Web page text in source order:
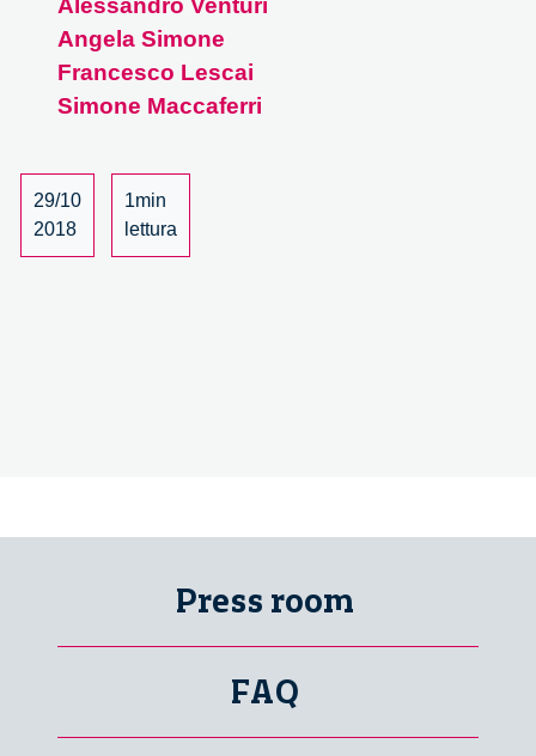
e-
book
launch
Alessandro Venturi
Angela Simone
Francesco Lescai
Simone Maccaferri
29/10
2018
1min
lettura
Press room
FAQ